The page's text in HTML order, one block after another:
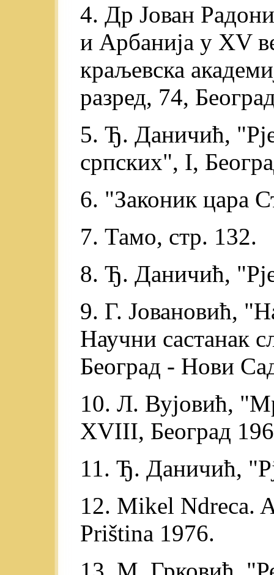
4. Др Јован
и Арбанија у XV
краљевска
разред, 74,
5. Ђ. Даничић,
српских", I,
6. "Законик цара
7. Тамо, стр. 132.
8. Ђ. Даничић,
9. Г. Јовановић,
Научни састанак
Београд - Нови
10. Л. Вујовић,
XVIII, Београд
11. Ђ. Даничић,
12. Mikel Ndreca.
Priština 1976.